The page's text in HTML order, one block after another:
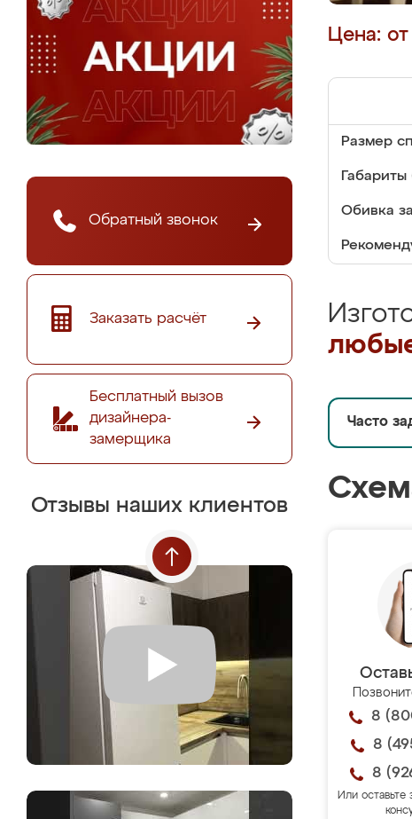
Обратный звонок
Заказать расчёт
Бесплатный вызов
дизайнера-
замерщика
Отзывы наших клиентов
Цена:
Размер
Обивка
Часто
8
8
8
Или оставьте